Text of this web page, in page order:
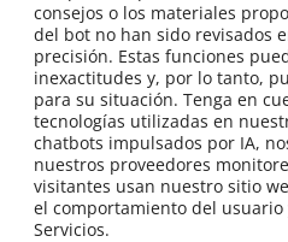
consejos o los materiales
del bot no han sido revisados
precisión. Estas funciones
inexactitudes y, por lo tanto,
para su situación. Tenga en
tecnologías utilizadas en
chatbots impulsados por IA,
nuestros proveedores
visitantes usan nuestro sitio
el comportamiento del
Servicios.